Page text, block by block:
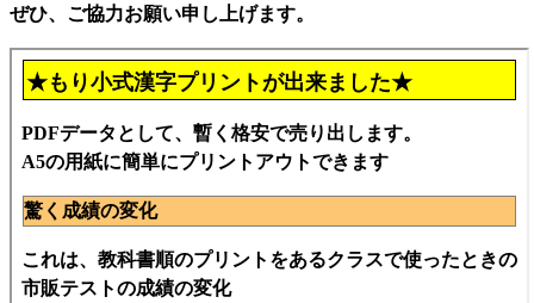
ぜひ、ご協力お願い申し上げます。